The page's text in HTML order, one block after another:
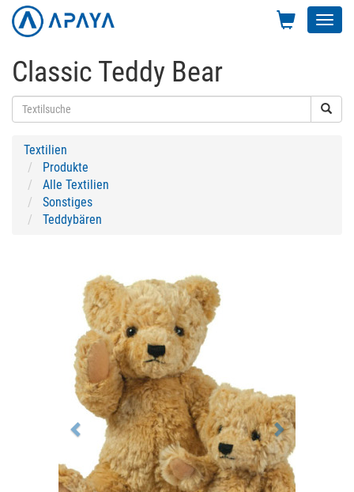
Classic Teddy Bear
Textilien
Produkte
Alle Textilien
Sonstiges
Teddybären